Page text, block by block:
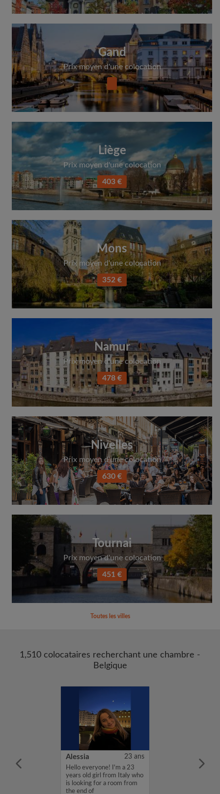
Gand
Prix moyen d'une colocation
Liège
Prix moyen d'une colocation
403 €
Mons
Prix moyen d'une colocation
352 €
Namur
Prix moyen d'une colocation
478 €
Nivelles
Prix moyen d'une colocation
630 €
Tournai
Prix moyen d'une colocation
451 €
Toutes les villes
1,510 colocataires recherchant une chambre -
Belgique
Alessia 23 ans
Hello everyone! I'm a 23
years old girl from Italy who
is looking for a room from
the end of